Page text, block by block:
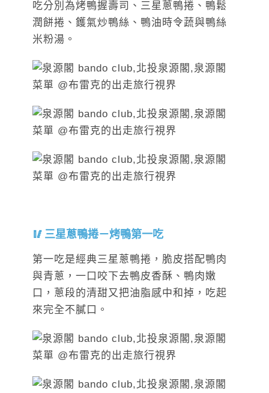
吃分別為烤鴨握壽司、三星蔥鴨捲、鴨鬆
潤餅捲、鑊氣炒鴨絲、鴨油時令蔬與鴨絲
米粉湯。
三星蔥鴨捲－烤鴨第一吃
第一吃是經典三星蔥鴨捲，脆皮搭配鴨肉
與青蔥，一口咬下去鴨皮香酥、鴨肉嫩
口，蔥段的清甜又把油脂感中和掉，吃起
來完全不膩口。